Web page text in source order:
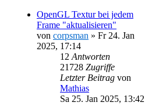
OpenGL Textur bei jedem
Frame "aktualisieren"
von corpsman » Fr 24. Jan
2025, 17:14
12 Antworten
21728 Zugriffe
Letzter Beitrag von
Mathias
Sa 25. Jan 2025, 13:42